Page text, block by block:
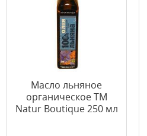
Масло льняное
органическое ТМ
Natur Boutique 250 мл